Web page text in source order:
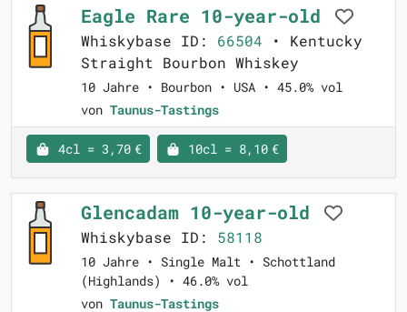
Eagle Rare 10-year-old
Whiskybase ID: 66504 • Kentucky
Straight Bourbon Whiskey
10 Jahre • Bourbon • USA • 45.0% vol
von Taunus-Tastings
4cl = 3,70 € 10cl = 8,10 €
Glencadam 10-year-old
Whiskybase ID: 58118
10 Jahre • Single Malt • Schottland
(Highlands) • 46.0% vol
von Taunus-Tastings